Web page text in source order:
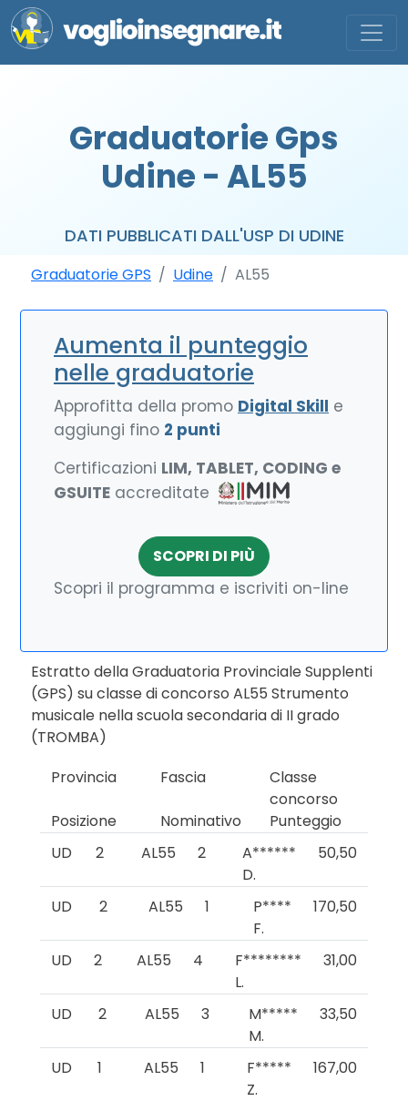
Graduatorie Gps
Udine - AL55
DATI PUBBLICATI DALL'USP DI UDINE
Graduatorie GPS Udine AL55
Aumenta il punteggio
nelle graduatorie
Approfitta della promo Digital Skill e
aggiungi fino 2 punti
Certificazioni LIM, TABLET, CODING e
GSUITE accreditate
SCOPRI DI PIÙ
Scopri il programma e iscriviti on-line
Estratto della Graduatoria Provinciale Supplenti
(GPS) su classe di concorso AL55 Strumento
musicale nella scuola secondaria di II grado
(TROMBA)
Provincia
Fascia
Classe
concorso
Posizione
Nominativo
Punteggio
UD
2 AL55 2
A******
D.
50,50
UD 2 AL55 1
P****
F.
170,50
UD 2 AL55 4
F********
L.
31,00
UD 2 AL55 3
M*****
M.
33,50
UD 1 AL55 1
F*****
Z.
167,00